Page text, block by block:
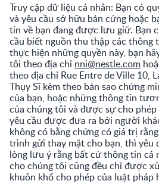
Truy cập dữ liệu cá nhân: Bạn có
và yêu cầu sở hữu bản cứng hoặc
tin về bạn đang được lưu giữ. Bạn
cầu biết nguồn thu thập các thông
thực hiện những quyền này, bạn
tôi theo địa chỉ nni@nestle.com
theo địa chỉ Rue Entre de Ville 10,
Thụy Sĩ kèm theo bản sao chứng
của bạn, hoặc những thông tin
của chúng tôi và được sự cho phép
yêu cầu được đưa ra bởi người
không có bằng chứng có giá trị
trình gửi thay mặt cho bạn, thì yêu
lòng lưu ý rằng bất cứ thông tin cá
cho chúng tôi cũng đều chỉ được
khuôn khổ cho phép của luật pháp